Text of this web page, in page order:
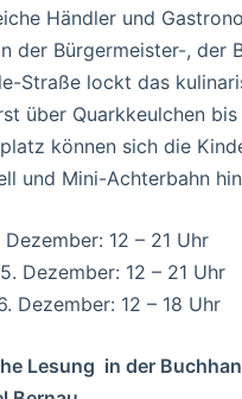
Händler und
der Bürgermeister-, der
Straße lockt das
über Quarkkeulchen
können sich die
und Mini-Achterbahn
Dezember: 12 – 21 Uhr
Dezember: 12 – 21 Uhr
Dezember: 12 – 18 Uhr
Lesung in der